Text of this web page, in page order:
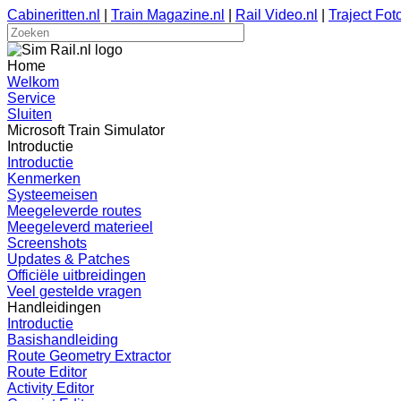
Cabineritten.nl Train Magazine.nl Rail Video.nl Traject
Home
Welkom
Service
Sluiten
Microsoft Train Simulator
Introductie
Introductie
Kenmerken
Systeemeisen
Meegeleverde routes
Meegeleverd materieel
Screenshots
Updates & Patches
Officiële uitbreidingen
Veel gestelde vragen
Handleidingen
Introductie
Basishandleiding
Route Geometry Extractor
Route Editor
Activity Editor